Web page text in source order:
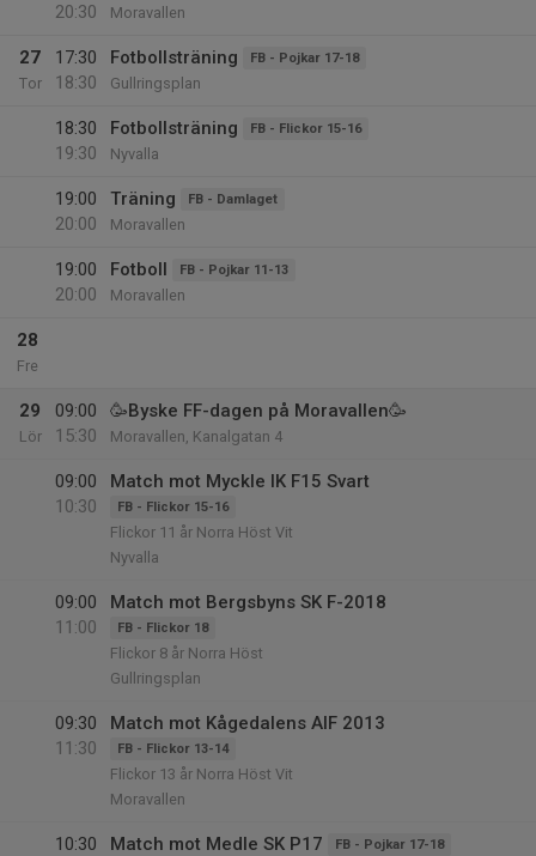
20:30
Moravallen
27
Tor
17:30
18:30
Fotbollsträning FB - Pojkar 17-18
Gullringsplan
18:30
19:30
Fotbollsträning FB - Flickor 15-16
Nyvalla
19:00
20:00
Träning FB - Damlaget
Moravallen
19:00
20:00
Fotboll FB - Pojkar 11-13
Moravallen
28
Fre
29
Lör
09:00
15:30
🥳Byske FF-dagen på Moravallen🥳
Moravallen, Kanalgatan 4
09:00
10:30
Match mot Myckle IK F15 Svart
FB - Flickor 15-16
Flickor 11 år Norra Höst Vit
Nyvalla
09:00
11:00
Match mot Bergsbyns SK F-2018
FB - Flickor 18
Flickor 8 år Norra Höst
Gullringsplan
09:30
11:30
Match mot Kågedalens AIF 2013
FB - Flickor 13-14
Flickor 13 år Norra Höst Vit
Moravallen
10:30
Match mot Medle SK P17 FB - Pojkar 17-18